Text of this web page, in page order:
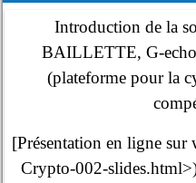
Introduction de la
BAILLETTE, G-
(plateforme pour la
[Présentation en ligne
Crypto-002-